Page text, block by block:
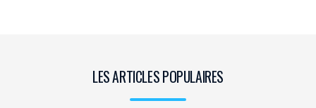
LES ARTICLES POPULAIRES